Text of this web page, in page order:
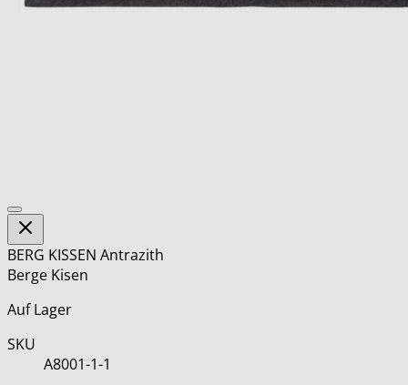
BERG KISSEN Antrazith
Berge Kisen
Auf Lager
SKU
A8001-1-1